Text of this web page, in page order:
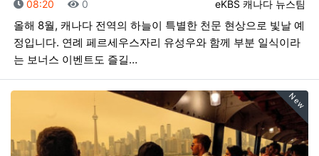
등록자
eKBS 캐나다 뉴스팀
등록일
08:20 조회
0
올해 8월, 캐나다 전역의 하늘이 특별한 천문 현상으로 빛날 예
정입니다. 연례 페르세우스자리 유성우와 함께 부분 일식이라
는 보너스 이벤트도 즐길…
New